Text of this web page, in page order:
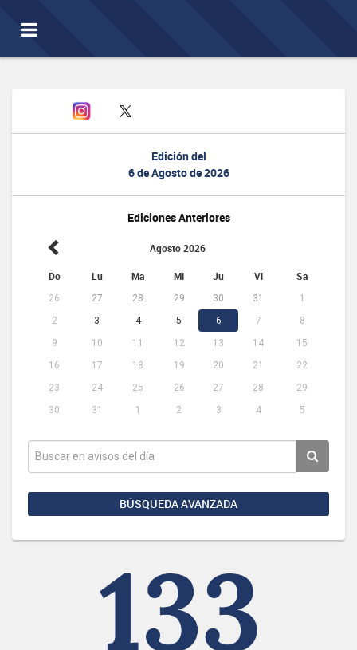
Toggle
navigation
Edición del
6 de Agosto de 2026
Ediciones Anteriores
Agosto 2026
Do Lu Ma Mi Ju Vi Sa
26 27 28 29 30 31
1
2
3 4 5 6 7
8
9
10 11 12 13 14
15
16
17 18 19 20 21
22
23
24 25 26 27 28
29
30
31 1 2 3 4 5
BÚSQUEDA AVANZADA